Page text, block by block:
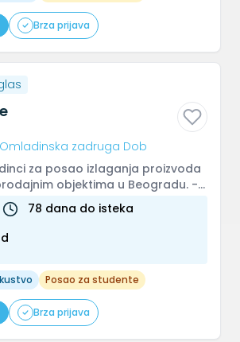
Brza prijava
Omladinska zadruga Dob
za posao izlaganja proizvoda
objektima u Beogradu. -
na raf...
78 dana do isteka
Posao za studente
Brza prijava